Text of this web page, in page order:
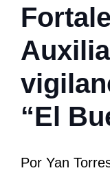
“El
Por Yan